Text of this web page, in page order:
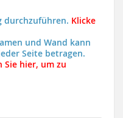
durchzuführen. Klicke
und Wand kann
Seite betragen.
Sie hier, um zu